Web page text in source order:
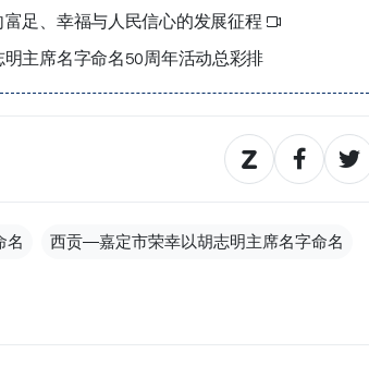
足、幸福与人民信心的发展征程
主席名字命名50周年活动总彩排
名 西贡—嘉定市荣幸以胡志明主席名字命名